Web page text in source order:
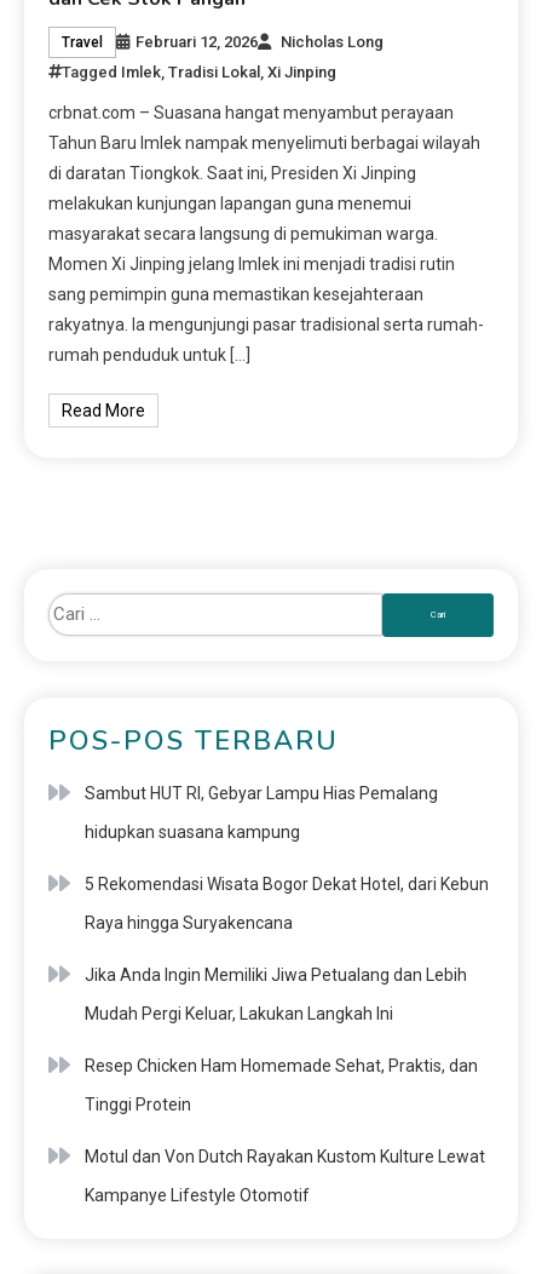
Travel Februari 12, 2026
Nicholas Long
Tagged Imlek ,Tradisi Lokal ,Xi Jinping
crbnat.com – Suasana hangat menyambut perayaan
Tahun Baru Imlek nampak menyelimuti berbagai wilayah
di daratan Tiongkok. Saat ini, Presiden Xi Jinping
melakukan kunjungan lapangan guna menemui
masyarakat secara langsung di pemukiman warga.
Momen Xi Jinping jelang Imlek ini menjadi tradisi rutin
sang pemimpin guna memastikan kesejahteraan
rakyatnya. Ia mengunjungi pasar tradisional serta rumah-
rumah penduduk untuk […]
Read More
POS-POS TERBARU
Sambut HUT RI, Gebyar Lampu Hias Pemalang
hidupkan suasana kampung
5 Rekomendasi Wisata Bogor Dekat Hotel, dari Kebun
Raya hingga Suryakencana
Jika Anda Ingin Memiliki Jiwa Petualang dan Lebih
Mudah Pergi Keluar, Lakukan Langkah Ini
Resep Chicken Ham Homemade Sehat, Praktis, dan
Tinggi Protein
Motul dan Von Dutch Rayakan Kustom Kulture Lewat
Kampanye Lifestyle Otomotif